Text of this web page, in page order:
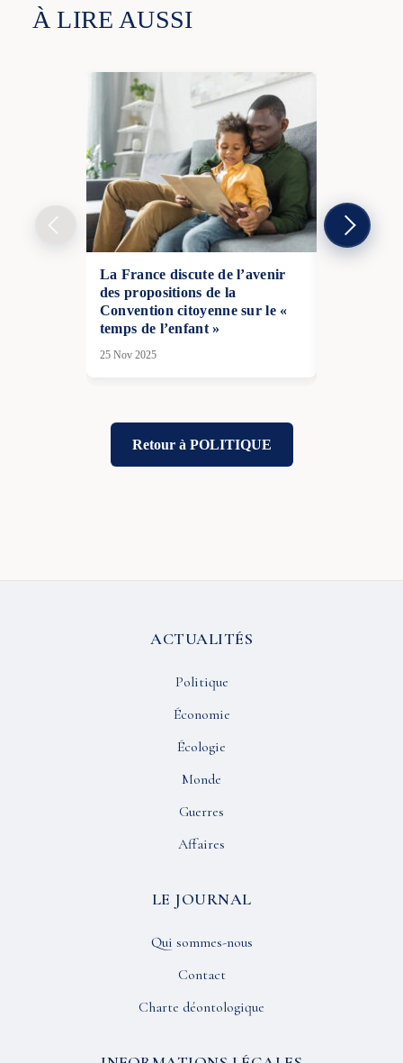
À LIRE AUSSI
La France discute de l’avenir
des propositions de la
Convention citoyenne sur le «
temps de l’enfant »
25 Nov 2025
Retour à POLITIQUE
ACTUALITÉS
Politique
Économie
Écologie
Monde
Guerres
Affaires
LE JOURNAL
Qui sommes-nous
Contact
Charte déontologique